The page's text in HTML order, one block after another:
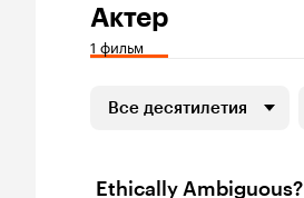
Актер
1 фильм
Все десятилетия
Ethically Ambiguous?